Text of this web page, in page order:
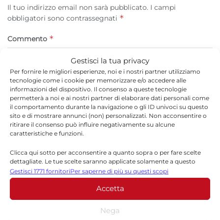
Gestisci la tua privacy
Per fornire le migliori esperienze, noi e i nostri partner utilizziamo
tecnologie come i cookie per memorizzare e/o accedere alle
informazioni del dispositivo. Il consenso a queste tecnologie
permetterà a noi e ai nostri partner di elaborare dati personali come
il comportamento durante la navigazione o gli ID univoci su questo
sito e di mostrare annunci (non) personalizzati. Non acconsentire o
ritirare il consenso può influire negativamente su alcune
caratteristiche e funzioni.
Clicca qui sotto per acconsentire a quanto sopra o per fare scelte
dettagliate. Le tue scelte saranno applicate solamente a questo
sito. È possibile modificare le impostazioni in qualsiasi momento,
compreso il ritiro del consenso, utilizzando i pulsanti della Cookie
Policy o cliccando sul pulsante di gestione del consenso nella parte
inferiore dello schermo.
Gestisci 1771 fornitoriPer saperne di più su questi scopi
Accetta
Nega
Il tuo indirizzo email non sarà pubblicato. I campi
obbligatori sono contrassegnati *
Commento *
Nome*